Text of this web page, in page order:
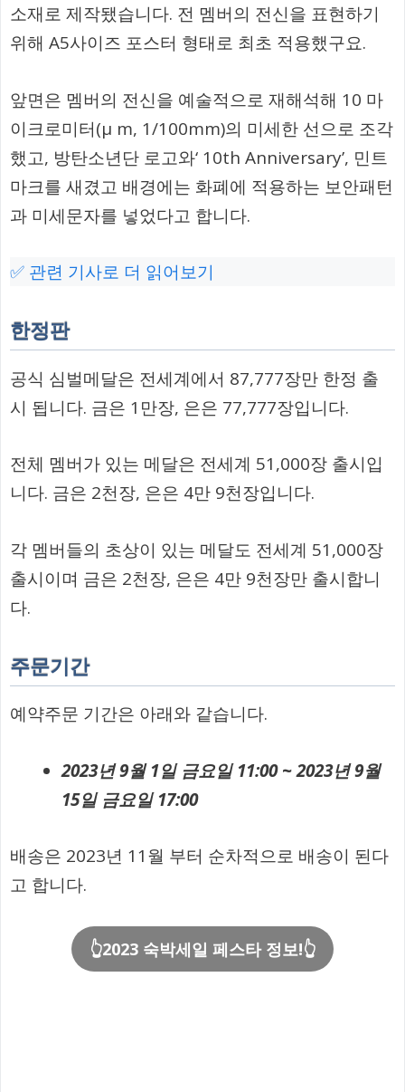
소재로 제작됐습니다. 전 멤버의 전신을 표현하기
위해 A5사이즈 포스터 형태로 최초 적용했구요.
앞면은 멤버의 전신을 예술적으로 재해석해 10 마
이크로미터(μ m, 1/100mm)의 미세한 선으로 조각
했고, 방탄소년단 로고와‘ 10th Anniversary’, 민트
마크를 새겼고 배경에는 화폐에 적용하는 보안패턴
과 미세문자를 넣었다고 합니다.
✅ 관련 기사로 더 읽어보기
한정판
공식 심벌메달은 전세계에서 87,777장만 한정 출
시 됩니다. 금은 1만장, 은은 77,777장입니다.
전체 멤버가 있는 메달은 전세계 51,000장 출시입
니다. 금은 2천장, 은은 4만 9천장입니다.
각 멤버들의 초상이 있는 메달도 전세계 51,000장
출시이며 금은 2천장, 은은 4만 9천장만 출시합니
다.
주문기간
예약주문 기간은 아래와 같습니다.
2023년 9월 1일 금요일 11:00 ~ 2023년 9월
15일 금요일 17:00
배송은 2023년 11월 부터 순차적으로 배송이 된다
고 합니다.
👆2023 숙박세일 페스타 정보!👆